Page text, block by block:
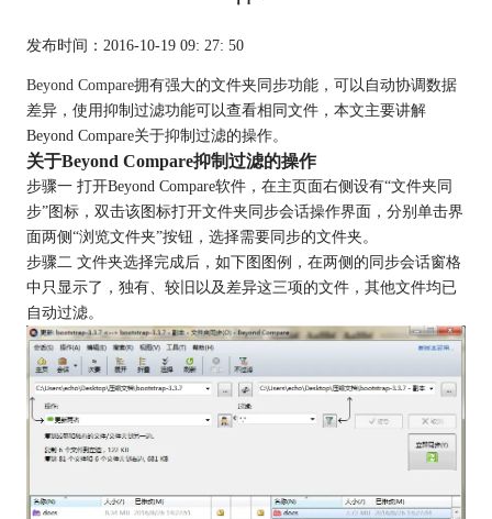
发布时间：2016-10-19 09: 27: 50
Beyond Compare拥有强大的文件夹同步功能，可以自动协调数据
差异，使用抑制过滤功能可以查看相同文件，本文主要讲解
Beyond Compare关于抑制过滤的操作。
关于Beyond Compare抑制过滤的操作
步骤一 打开Beyond Compare软件，在主页面右侧设有“文件夹同
步”图标，双击该图标打开文件夹同步会话操作界面，分别单击界
面两侧“浏览文件夹”按钮，选择需要同步的文件夹。
步骤二 文件夹选择完成后，如下图图例，在两侧的同步会话窗格
中只显示了，独有、较旧以及差异这三项的文件，其他文件均已
自动过滤。